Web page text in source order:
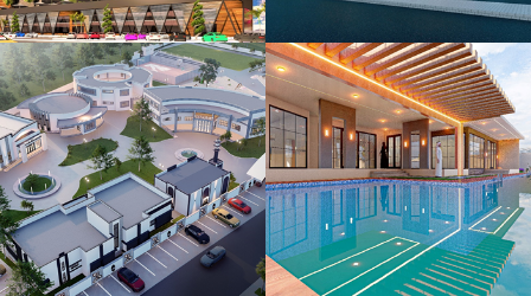
RESIDENCE
HAUT
STANDING